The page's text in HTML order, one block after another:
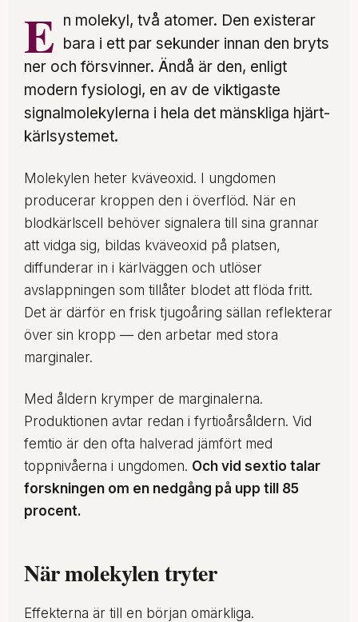
E n molekyl, två atomer. Den existerar
bara i ett par sekunder innan den bryts
ner och försvinner. Ändå är den, enligt
modern fysiologi, en av de viktigaste
signalmolekylerna i hela det mänskliga hjärt-
kärlsystemet.
Molekylen heter kväveoxid. I ungdomen
producerar kroppen den i överflöd. När en
blodkärlscell behöver signalera till sina grannar
att vidga sig, bildas kväveoxid på platsen,
diffunderar in i kärlväggen och utlöser
avslappningen som tillåter blodet att flöda fritt.
Det är därför en frisk tjugoåring sällan reflekterar
över sin kropp — den arbetar med stora
marginaler.
Med åldern krymper de marginalerna.
Produktionen avtar redan i fyrtioårsåldern. Vid
femtio är den ofta halverad jämfört med
toppnivåerna i ungdomen. Och vid sextio talar
forskningen om en nedgång på upp till 85
procent.
När molekylen tryter
Effekterna är till en början omärkliga.